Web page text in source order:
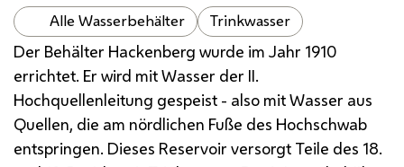
Alle Wasserbehälter Trinkwasser
Der Behälter Hackenberg wurde im Jahr 1910
errichtet. Er wird mit Wasser der II.
Hochquellenleitung gespeist - also mit Wasser aus
Quellen, die am nördlichen Fuße des Hochschwab
entspringen. Dieses Reservoir versorgt Teile des 18.